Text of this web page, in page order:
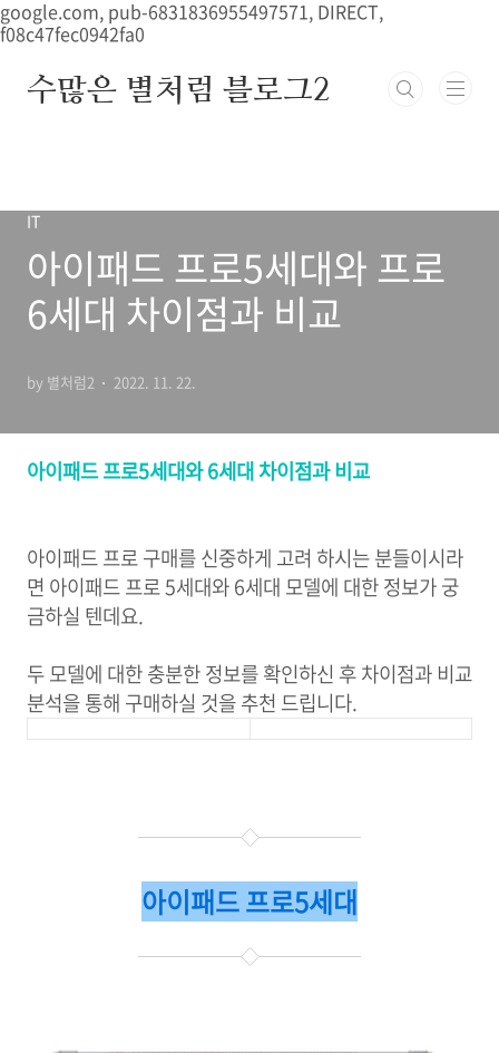
google.com, pub-6831836955497571, DIRECT,
f08c47fec0942fa0
본문 바로가기
수많은 별처럼 블로그2
IT
아이패드 프로5세대와 프로
6세대 차이점과 비교
by 별처럼2 2022. 11. 22.
아이패드 프로5세대와6세대 차이점과 비교
아이패드 프로 구매를 신중하게 고려 하시는 분들이시라
면 아이패드 프로 5세대와 6세대 모델에 대한 정보가 궁
금하실 텐데요.
두 모델에 대한 충분한 정보를 확인하신 후 차이점과 비교
분석을 통해 구매하실 것을 추천 드립니다.
아이패드 프로5세대